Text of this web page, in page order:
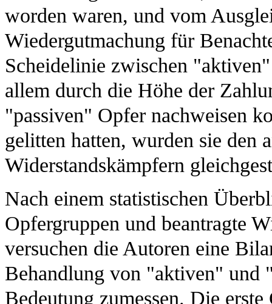
worden waren, und vom
Wiedergutmachung für
Scheidelinie zwischen
allem durch die Höhe der
"passiven" Opfer nachweisen
gelitten hatten, wurden sie den
Widerstandskämpfern
Nach einem statistischen
Opfergruppen und beantragte
versuchen die Autoren eine
Behandlung von "aktiven" und
Bedeutung zumessen. Die